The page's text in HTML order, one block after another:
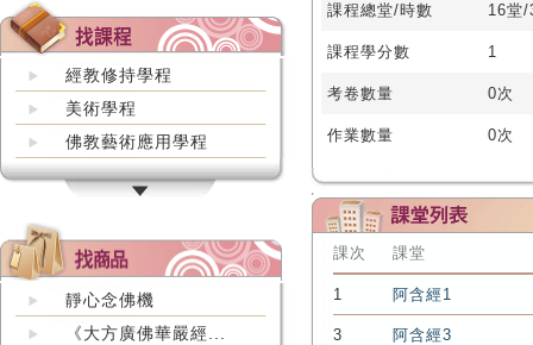
經教修持學程
美術學程
佛教藝術應用學程
靜心念佛機
《大方廣佛華嚴經...
課程總堂/時數 16堂/
課程學分數 1
考卷數量 0次
作業數量 0次
課次 課堂
1 阿含經1
3 阿含經3